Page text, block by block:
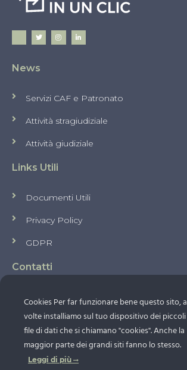
News
Servizi CAF e Patronato
Attività stragiudiziale
Attività giudiziale
Links Utili
Documenti Utili
Privacy Policy
GDPR
Contatti
+39 3389073418
info@avvocatoinunclic.it
Cookies Per far funzionare bene questo sito, a
volte installiamo sul tuo dispositivo dei piccoli
file di dati che si chiamano "cookies". Anche la
maggior parte dei grandi siti fanno lo stesso.
Leggi di più